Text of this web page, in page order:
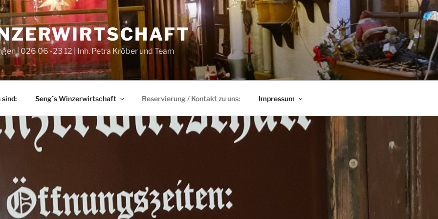
| 026 06 -23 12 | Inh. Petra Kröber und Team
Seng`s Winzerwirtschaft Reservierung / Kontakt zu uns: Impressum